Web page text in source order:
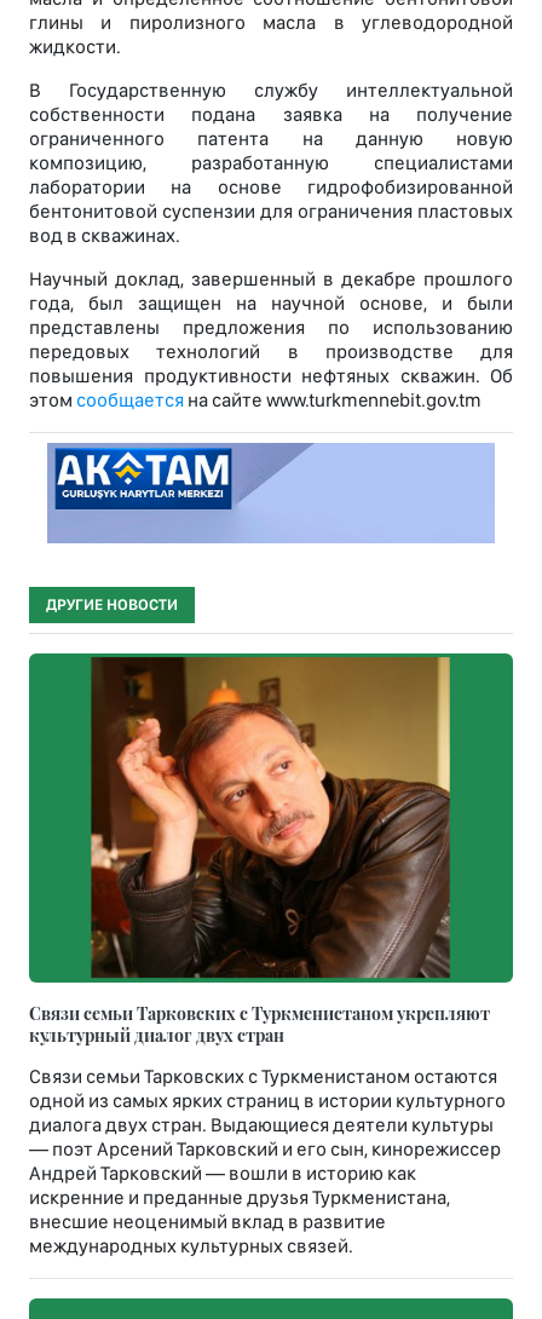
глины и пиролизного масла в углеводородной
жидкости.
В Государственную службу интеллектуальной
собственности подана заявка на получение
ограниченного патента на данную новую
композицию, разработанную специалистами
лаборатории на основе гидрофобизированной
бентонитовой суспензии для ограничения пластовых
вод в скважинах.
Научный доклад, завершенный в декабре прошлого
года, был защищен на научной основе, и были
представлены предложения по использованию
передовых технологий в производстве для
повышения продуктивности нефтяных скважин. Об
этом сообщается на сайте www.turkmennebit.gov.tm
ДРУГИЕ НОВОСТИ
Связи семьи Тарковских с Туркменистаном укрепляют
культурный диалог двух стран
Связи семьи Тарковских с Туркменистаном остаются
одной из самых ярких страниц в истории культурного
диалога двух стран. Выдающиеся деятели культуры
— поэт Арсений Тарковский и его сын, кинорежиссер
Андрей Тарковский — вошли в историю как
искренние и преданные друзья Туркменистана,
внесшие неоценимый вклад в развитие
международных культурных связей.